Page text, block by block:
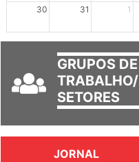
30 31 1
GRUPOS DE
TRABALHO/
SETORES
JORNAL